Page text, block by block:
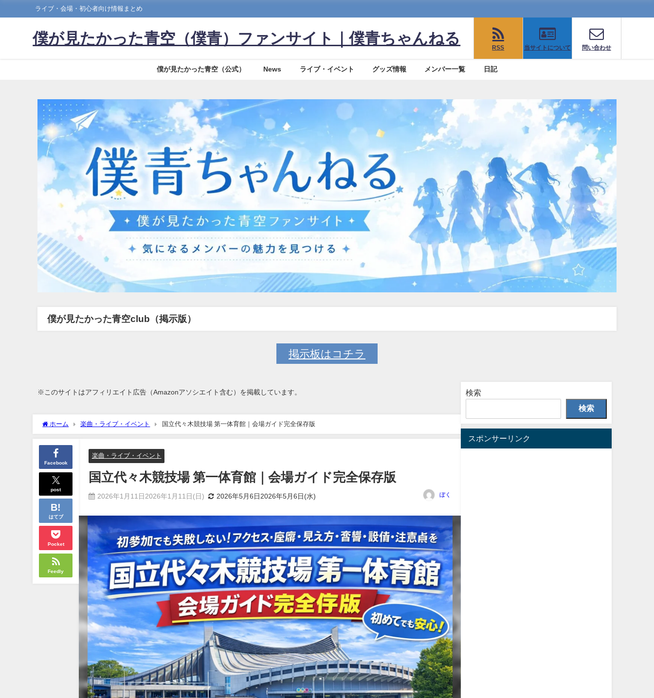
ライブ・会場・初心者向け情報まとめ
僕が見たかった青空（僕青）ファンサイト｜僕青ちゃんねる
RSS 当サイトについて 問い合わせ
僕が見たかった青空（公式） News ライブ・イベント グッズ情報 メンバー一覧 日記
僕が見たかった青空club（掲示版）
掲示板はコチラ
※このサイトはアフィリエイト広告（Amazonアソシエイト含む）を掲載しています。
ホーム 楽曲・ライブ・イベント 国立代々木競技場 第一体育館｜会場ガイド完全保存版
Facebook
post
はてブ
Pocket
Feedly
楽曲・ライブ・イベント
国立代々木競技場 第一体育館｜会場ガイド完全保存版
2026年1月11日2026年1月11日(日) 2026年5月6日2026年5月6日(水) ぼく
検索
検索
スポンサーリンク